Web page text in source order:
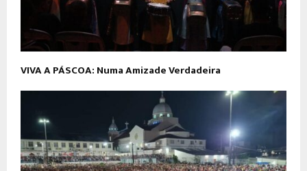
VIVA A PÁSCOA: Numa Amizade Verdadeira